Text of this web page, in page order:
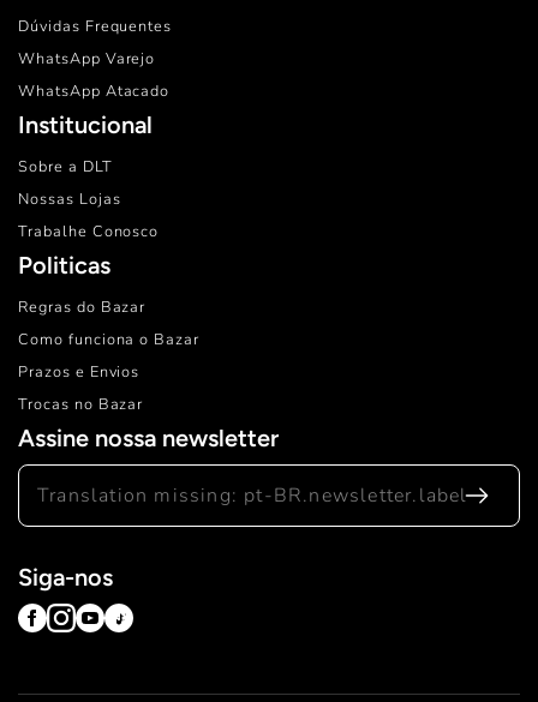
Dúvidas Frequentes
WhatsApp Varejo
WhatsApp Atacado
Institucional
Sobre a DLT
Nossas Lojas
Trabalhe Conosco
Politicas
Regras do Bazar
Como funciona o Bazar
Prazos e Envios
Trocas no Bazar
Assine nossa newsletter
pt-
BR.newsletter.label
Siga-nos